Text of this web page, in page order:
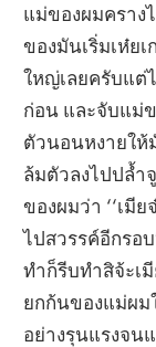
แม่ของผมคราง
ของมันเริ่มเห๋ย
ใหญ่เลยครับแต่
ก่อน และจับแม่
ตัวนอนหงายให้
ล้มตัวลงไปปล้ำ
ของผมว่า ‘‘เมี
ไปสวรรค์อีกรอ
ทำก็รีบทำสิจ้ะเ
ยกก้นของแม่ผม
อย่างรุนแรงจน